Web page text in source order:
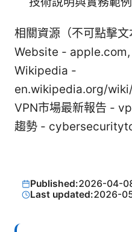
相關資源（不可點擊
Website -
Wikipedia -
en.wikipedia.org/
VPN市場最新報告 -
趨勢 -
Published:2026-04-
Last updated:2026-